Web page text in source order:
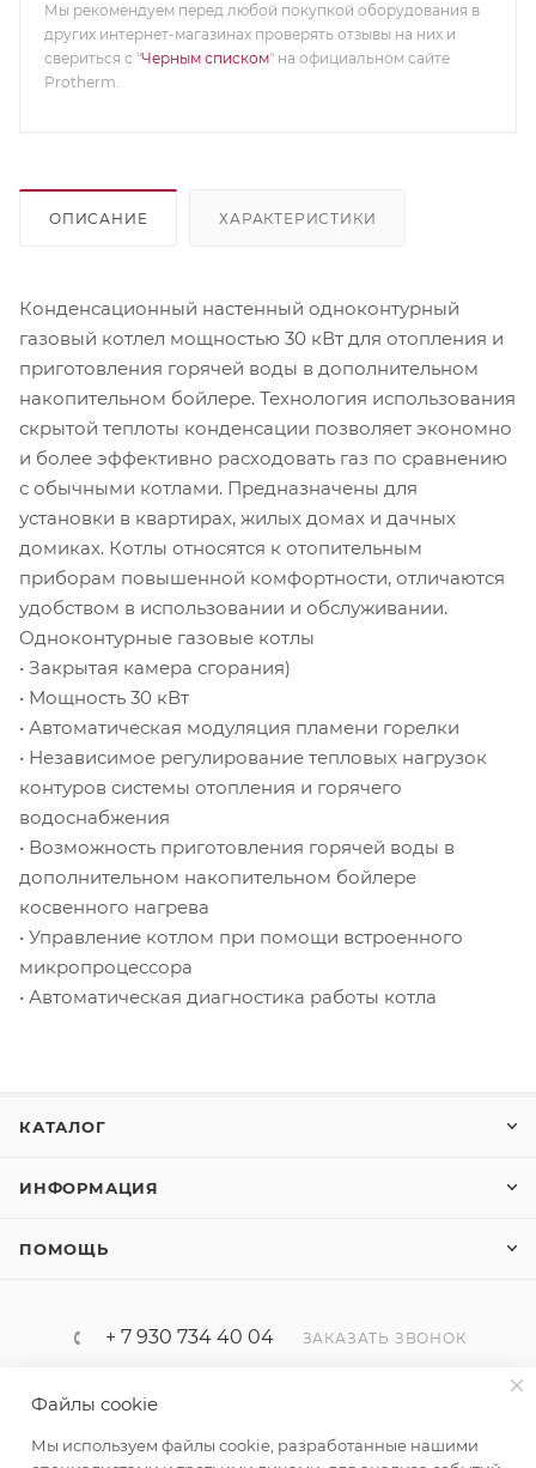
Мы рекомендуем перед любой покупкой оборудования в
других интернет-магазинах проверять отзывы на них и
свериться с "Черным списком" на официальном сайте
Protherm.
ОПИСАНИЕ ХАРАКТЕРИСТИКИ
Конденсационный настенный одноконтурный
газовый котлел мощностью 30 кВт для отопления и
приготовления горячей воды в дополнительном
накопительном бойлере. Технология использования
скрытой теплоты конденсации позволяет экономно
и более эффективно расходовать газ по сравнению
с обычными котлами. Предназначены для
установки в квартирах, жилых домах и дачных
домиках. Котлы относятся к отопительным
приборам повышенной комфортности, отличаются
удобством в использовании и обслуживании.
Одноконтурные газовые котлы
• Закрытая камера сгорания)
• Мощность 30 кВт
• Автоматическая модуляция пламени горелки
• Независимое регулирование тепловых нагрузок
контуров системы отопления и горячего
водоснабжения
• Возможность приготовления горячей воды в
дополнительном накопительном бойлере
косвенного нагрева
• Управление котлом при помощи встроенного
микропроцессора
• Автоматическая диагностика работы котла
КАТАЛОГ
ИНФОРМАЦИЯ
ПОМОЩЬ
+ 7 930 734 40 04 ЗАКАЗАТЬ ЗВОНОК
Россия, Брянская область, Брянск
Файлы cookie
Мы используем файлы cookie, разработанные нашими